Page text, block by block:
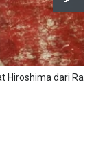
Hiroshima dari